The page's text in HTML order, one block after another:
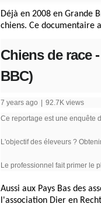
Déjà en 2008 en Grande
chiens. Ce documentaire
Chiens de race
BBC)
7 years ago
92.7K views
Ce reportage est une enquête
L'objectif des éleveurs ?
Le professionnel fait primer le
Aussi aux Pays Bas des
l'association Dier en